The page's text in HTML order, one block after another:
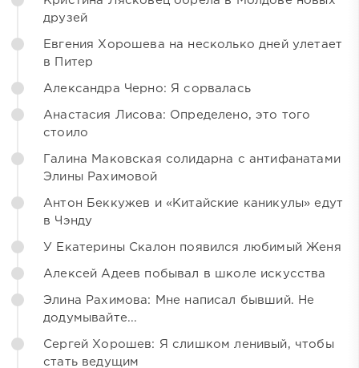
друзей
Евгения Хорошева на несколько дней улетает
в Питер
Александра Черно: Я сорвалась
Анастасия Лисова: Определено, это того
стоило
Галина Маковская солидарна с антифанатами
Элины Рахимовой
Антон Беккужев и «Китайские каникулы» едут
в Чэнду
У Екатерины Скалон появился любимый Женя
Алексей Адеев побывал в школе искусства
Элина Рахимова: Мне написал бывший. Не
додумывайте...
Сергей Хорошев: Я слишком ленивый, чтобы
стать ведущим